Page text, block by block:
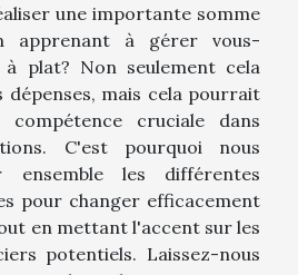
une importante somme
apprenant à gérer vous-
plat? Non seulement cela
dépenses, mais cela pourrait
cruciale dans
C'est pourquoi nous
ensemble les différentes
pour changer efficacement
en mettant l'accent sur les
potentiels. Laissez-nous